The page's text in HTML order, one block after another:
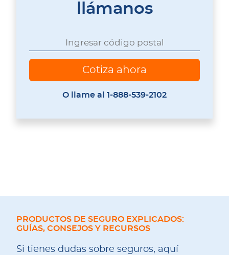
llámanos
O llame al 1-888-539-2102
PRODUCTOS DE SEGURO EXPLICADOS:
GUÍAS, CONSEJOS Y RECURSOS
Si tienes dudas sobre seguros, aquí